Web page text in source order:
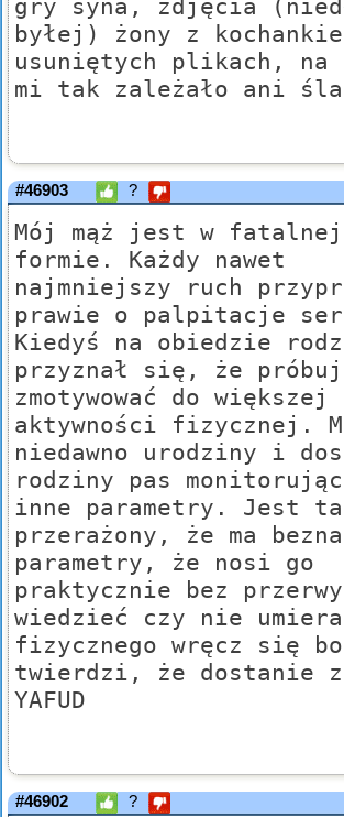
gry syna, zdjęcia
byłej) żony z
usuniętych plikach, na
mi tak zależało ani
#46903 ?
Mój mąż jest w fatalnej
formie. Każdy nawet
najmniejszy ruch
prawie o palpitacje
Kiedyś na obiedzie
przyznał się, że
zmotywować do większej
aktywności fizycznej.
niedawno urodziny i
rodziny pas
inne parametry. Jest
przerażony, że ma
parametry, że nosi go
praktycznie bez
wiedzieć czy nie
fizycznego wręcz się
twierdzi, że dostanie
YAFUD
#46902 ?